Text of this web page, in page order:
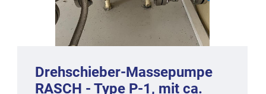
Drehschieber-Massepumpe
RASCH - Type P-1, mit ca.